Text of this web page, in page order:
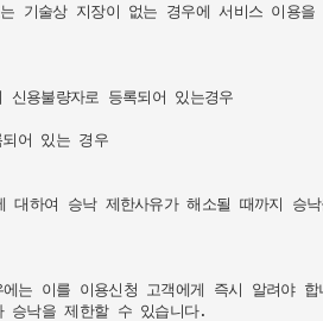
기술상 지장이 없는 경우에 서비스 이용을
용불량자로 등록되어 있는경우
어 있는 경우
하여 승낙 제한사유가 해소될 때까지 승
는 이를 이용신청 고객에게 즉시 알려야 합
승낙을 제한할 수 있습니다.